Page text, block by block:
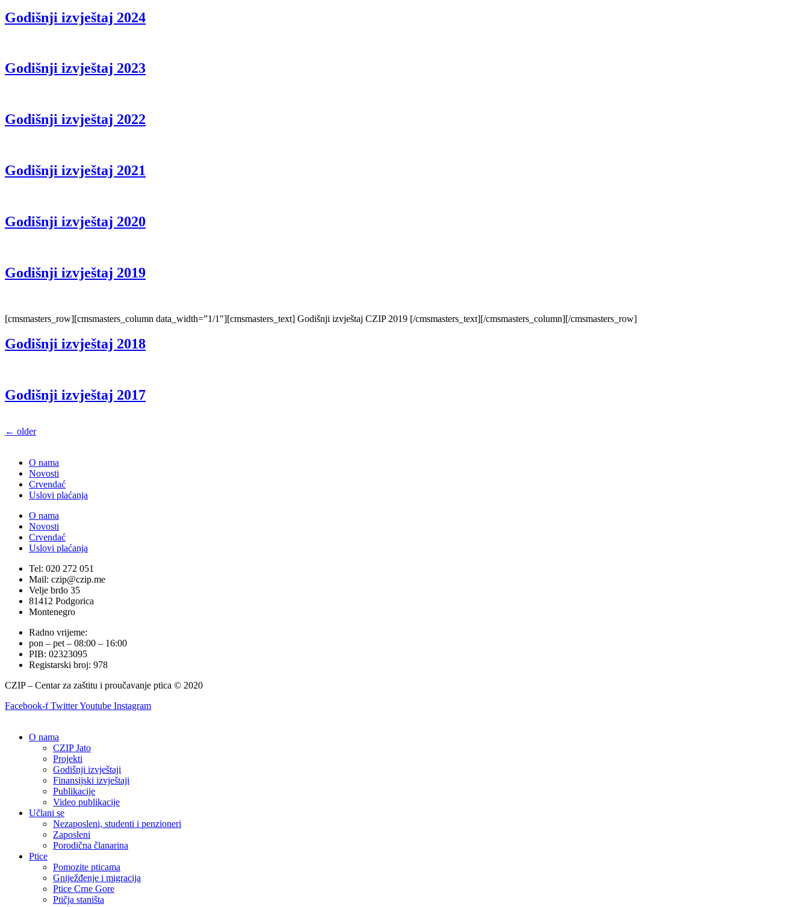
Godišnji izvještaj 2024
Godišnji izvještaj 2023
Godišnji izvještaj 2022
Godišnji izvještaj 2021
Godišnji izvještaj 2020
Godišnji izvještaj 2019
[cmsmasters_row][cmsmasters_column data_width=”1/1″][cmsmasters_text] Godišnji izvještaj CZIP 2019 [/cmsmasters_text][/cmsmasters_column][/cmsmasters_row]
Godišnji izvještaj 2018
Godišnji izvještaj 2017
← older
O nama
Novosti
Crvendać
Uslovi plaćanja
O nama
Novosti
Crvendać
Uslovi plaćanja
Tel: 020 272 051
Mail: czip@czip.me
Velje brdo 35
81412 Podgorica
Montenegro
Radno vrijeme:
pon – pet – 08:00 – 16:00
PIB: 02323095
Registarski broj: 978
CZIP – Centar za zaštitu i proučavanje ptica © 2020
Facebook-f TwitterYoutube Instagram
O nama
CZIP Jato
Projekti
Godišnji izvještaji
Finansijski izvještaji
Publikacije
Video publikacije
Učlani se
Nezaposleni, studenti i penzioneri
Zaposleni
Porodična članarina
Ptice
Pomozite pticama
Gniježđenje i migracija
Ptice Crne Gore
Ptičja staništa